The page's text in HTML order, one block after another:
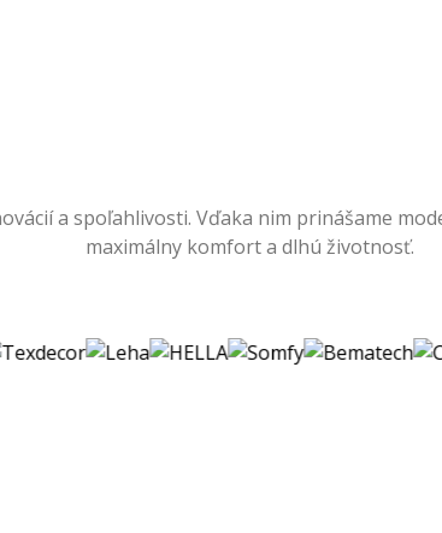
a spoľahlivosti. Vďaka nim prinášame
maximálny komfort a dlhú životnosť.